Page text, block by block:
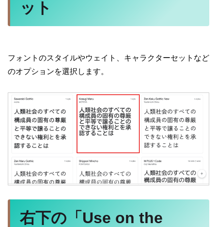
ット
フォントのスタイルやウェイト、キャラクターセットなど
のオプションを選択します。
右下の「Use on the